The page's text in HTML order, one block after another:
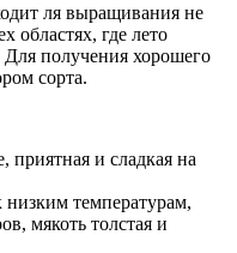
ля выращивания не
областях, где лето
Для получения хорошего
сорта.
приятная и сладкая на
низким температурам,
мякоть толстая и